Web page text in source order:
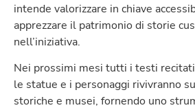
intende valorizzare in chiave
apprezzare il patrimonio di storie
nell’iniziativa.
Nei prossimi mesi tutti i testi
le statue e i personaggi rivivranno
storiche e musei, fornendo uno